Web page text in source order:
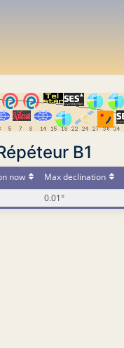
B1
now Max declination
0.01°